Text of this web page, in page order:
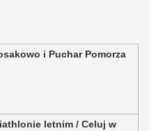
i Puchar Pomorza
letnim / Celuj w